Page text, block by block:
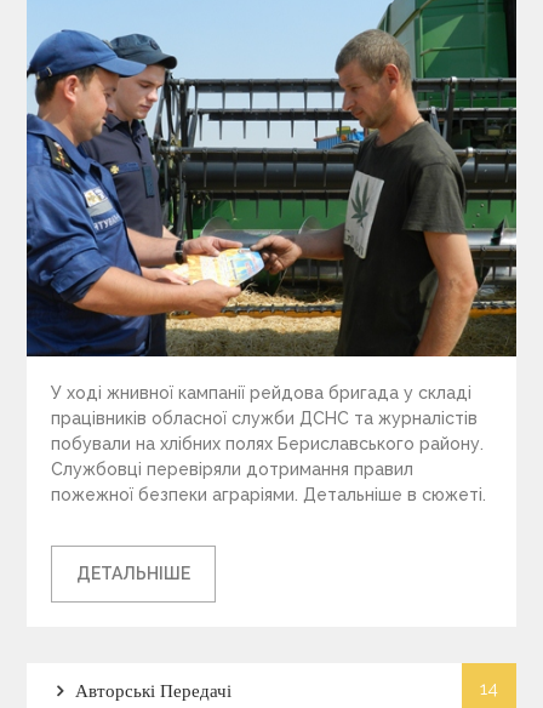
У ході жнивної кампанії рейдова бригада у складі
працівників обласної служби ДСНС та журналістів
побували на хлібних полях Бериславського району.
Службовці перевіряли дотримання правил
пожежної безпеки аграріями. Детальніше в сюжеті.
ДЕТАЛЬНІШЕ
Авторські Передачі 14